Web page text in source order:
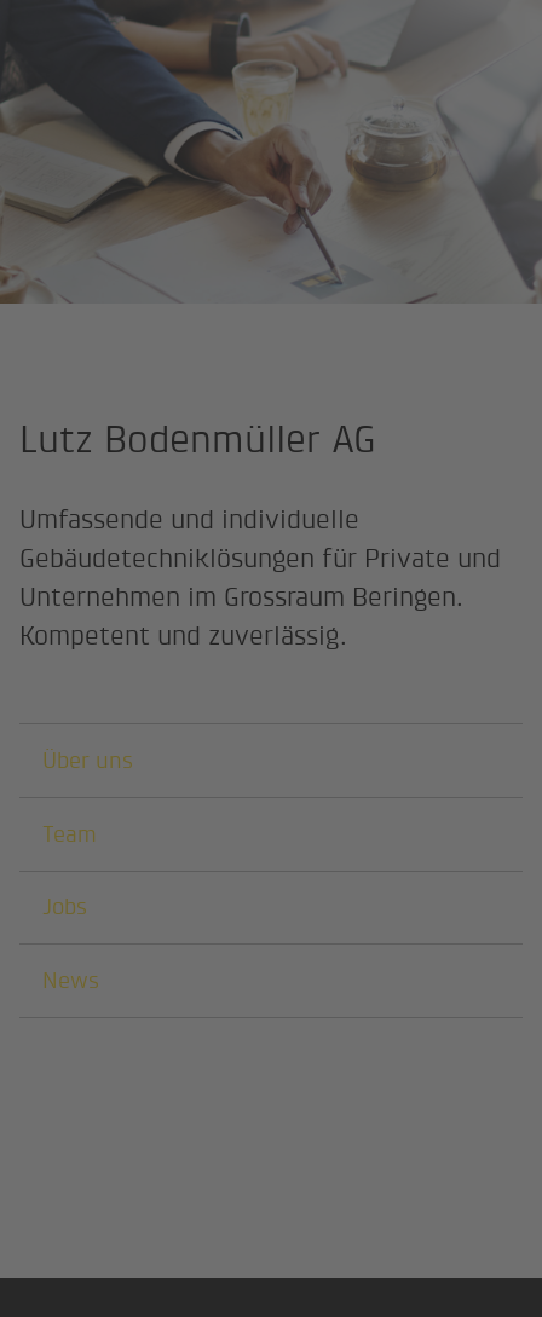
Lutz Bodenmüller AG
Umfassende und individuelle
Gebäudetechniklösungen für Private und
Unternehmen im Grossraum Beringen.
Kompetent und zuverlässig.
Darunterliegende Seiten
Über uns
Team
Jobs
News